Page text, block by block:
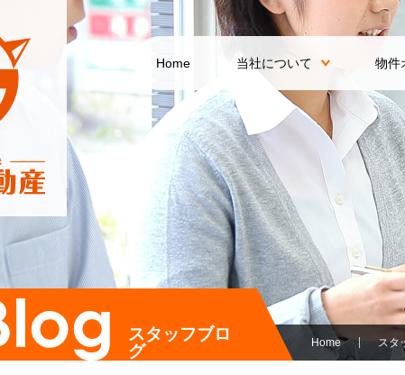
Home 当社について 物件
スタッフブロ
グ
Home スタ